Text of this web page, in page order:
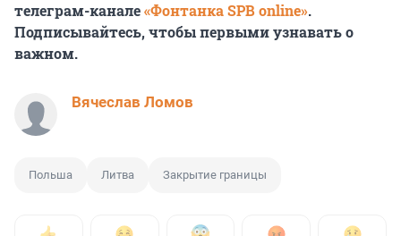
телеграм-канале«Фонтанка SPB online».
Подписывайтесь, чтобы первыми узнавать о
важном.
Вячеслав Ломов
Польша Литва Закрытие границы